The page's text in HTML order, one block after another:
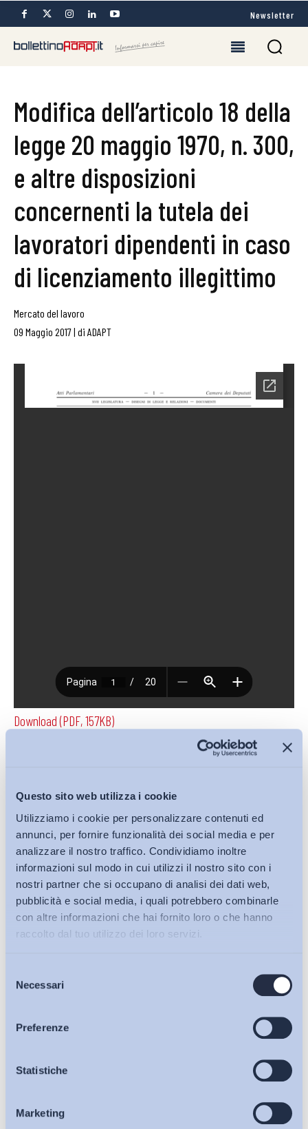
Questo sito web utilizza i cookie
Utilizziamo i cookie per personalizzare contenuti ed
annunci, per fornire funzionalità dei social media e per
analizzare il nostro traffico. Condividiamo inoltre
informazioni sul modo in cui utilizzi il nostro sito con i
nostri partner che si occupano di analisi dei dati web,
pubblicità e social media, i quali potrebbero combinarle
con altre informazioni che hai fornito loro o che hanno
raccolto dal tuo utilizzo dei loro servizi.
delNecessari
Preferenze
Statistiche
Marketing
Bollettini ADAPT
Articoli
Osservatori
Eventi
Newsletter
Modifica dell’articolo 18 della
legge 20 maggio 1970, n. 300,
e altre disposizioni
concernenti la tutela dei
lavoratori dipendenti in caso
di licenziamento illegittimo
Mercato del lavoro
09 Maggio 2017| di ADAPT
Download (PDF, 157KB)
Iscriviti alla Newsletter